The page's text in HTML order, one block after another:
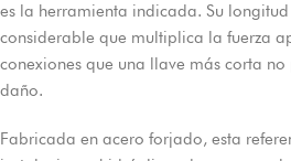
es la herramienta indicada. Su
considerable que multiplica la fuerza
conexiones que una llave más corta
daño.
Fabricada en acero forjado, esta